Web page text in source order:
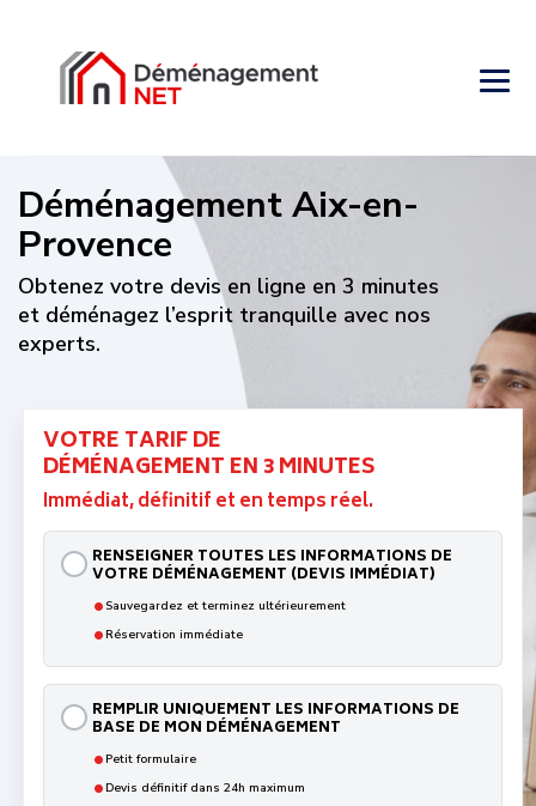
Déménagement Aix-en-
Provence
Obtenez votre devis en ligne en 3 minutes
et déménagez l’esprit tranquille avec nos
experts.
VOTRE TARIF DE
DÉMÉNAGEMENT EN 3 MINUTES
Immédiat, définitif et en temps réel.
RENSEIGNER TOUTES LES INFORMATIONS DE
VOTRE DÉMÉNAGEMENT (DEVIS IMMÉDIAT)
• Sauvegardez et terminez ultérieurement
•Réservation immédiate
REMPLIR UNIQUEMENT LES INFORMATIONS DE
BASE DE MON DÉMÉNAGEMENT
•Petit formulaire
•Devis définitif dans 24h maximum